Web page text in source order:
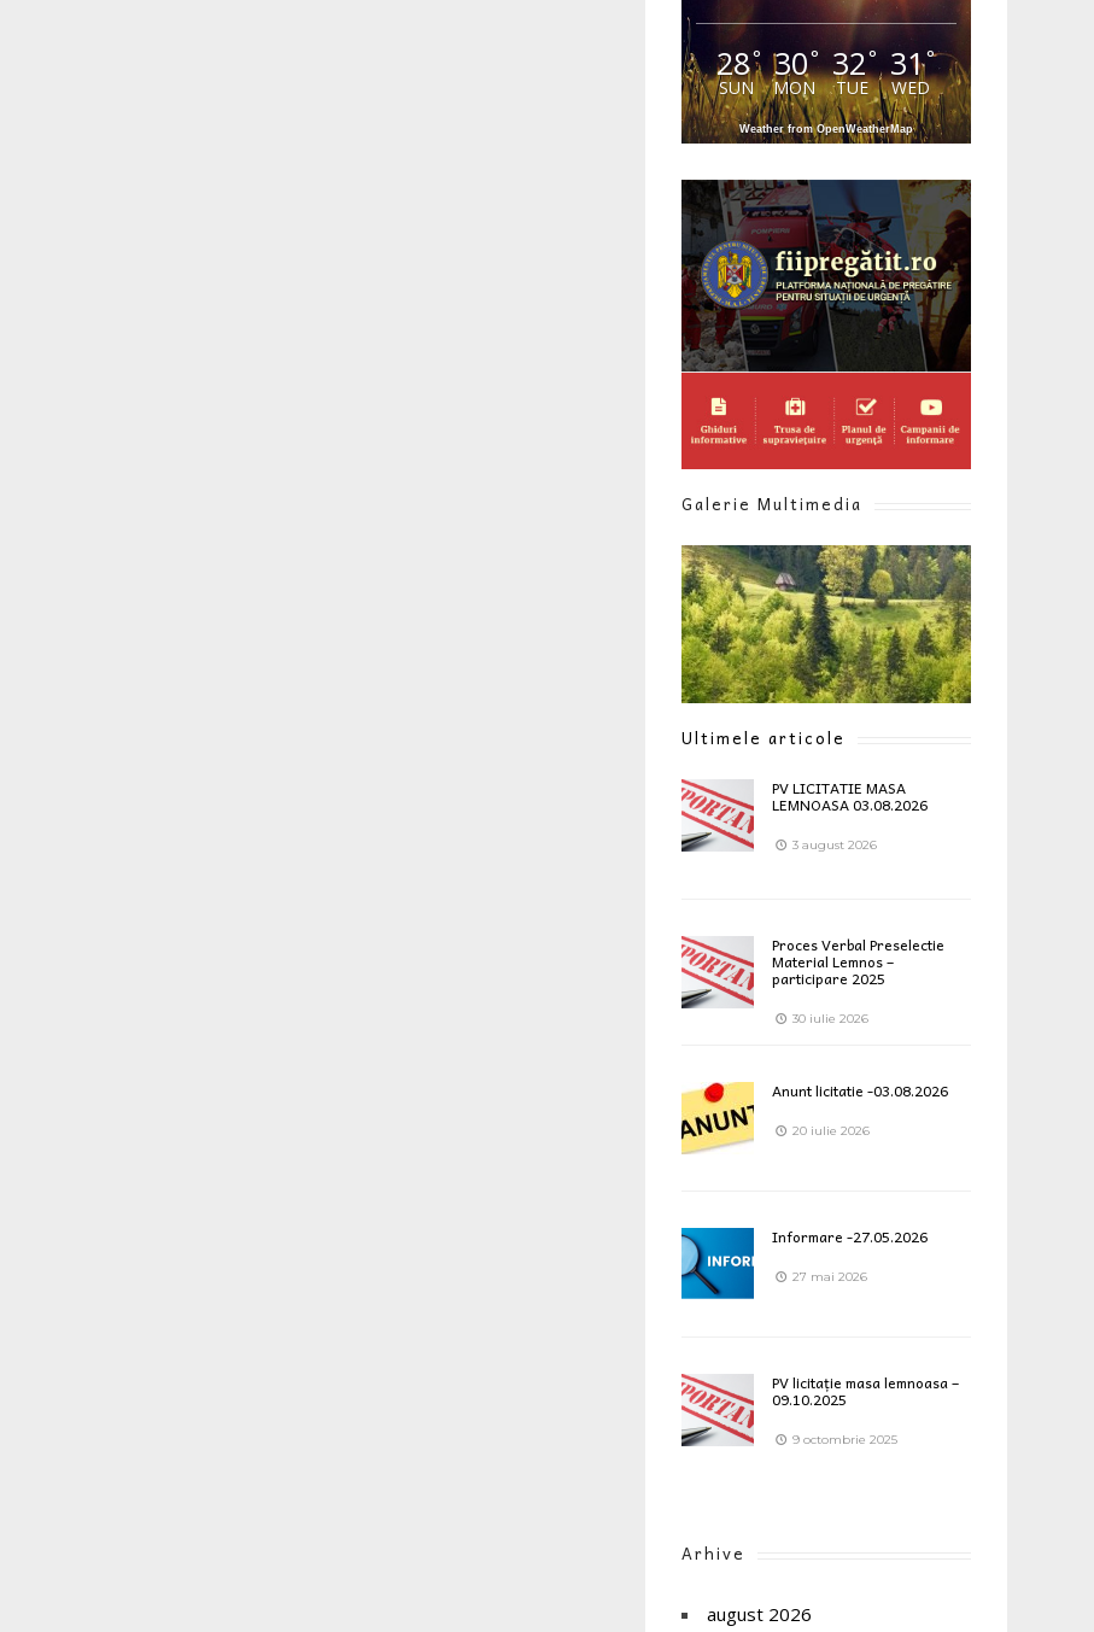
28°
SUN
30°
MON
32°
TUE
31°
WED
Weather from OpenWeatherMap
Galerie Multimedia
Ultimele articole
PV LICITATIE MASA
LEMNOASA 03.08.2026
3 august 2026
Proces Verbal Preselectie
Material Lemnos –
participare 2025
30 iulie 2026
Anunt licitatie -03.08.2026
20 iulie 2026
Informare -27.05.2026
27 mai 2026
PV licitație masa lemnoasa –
09.10.2025
9 octombrie 2025
Arhive
august 2026